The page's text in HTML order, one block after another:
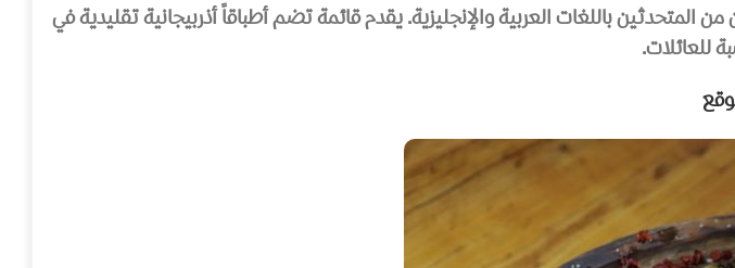
المتحدثين باللغات العربية والإنجليزية. يقدم قائمة تضم أطباقاً أذربيجانية تقليدية في
للعائلات.